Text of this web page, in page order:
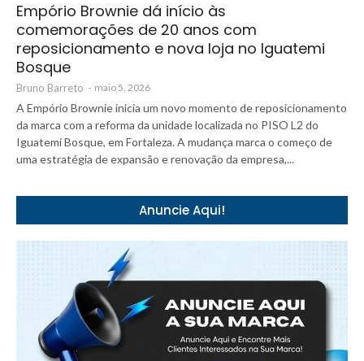
Empório Brownie dá início às
comemorações de 20 anos com
reposicionamento e nova loja no Iguatemi
Bosque
Bruno Barreto - maio 5, 2026
A Empório Brownie inicia um novo momento de reposicionamento
da marca com a reforma da unidade localizada no PISO L2 do
Iguatemi Bosque, em Fortaleza. A mudança marca o começo de
uma estratégia de expansão e renovação da empresa,...
Anuncie Aqui!